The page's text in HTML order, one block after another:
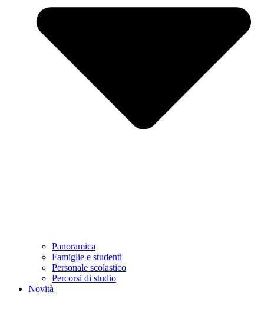
Panoramica
Famiglie e studenti
Personale scolastico
Percorsi di studio
Novità